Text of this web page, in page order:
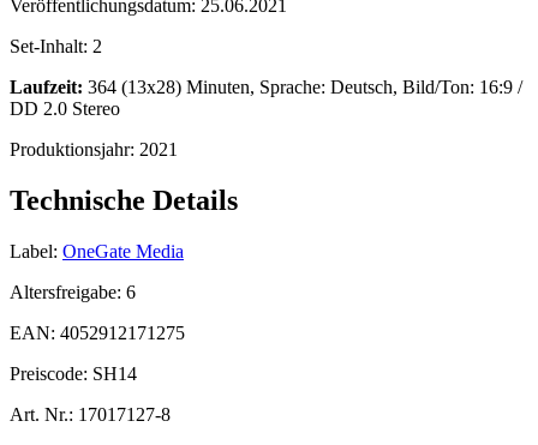
Veröffentlichungsdatum: 25.06.2021
Set-Inhalt: 2
Laufzeit: 364 (13x28) Minuten, Sprache: Deutsch, Bild/Ton: 16:9 /
DD 2.0 Stereo
Produktionsjahr: 2021
Technische Details
Label: OneGate Media
Altersfreigabe: 6
EAN: 4052912171275
Preiscode: SH14
Art. Nr.: 17017127-8